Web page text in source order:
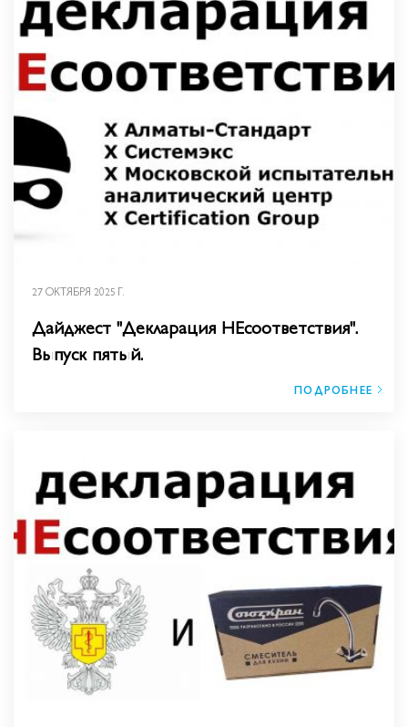
27 ОКТЯБРЯ 2025 Г.
Дайджест "Декларация НЕсоответствия".
Выпуск пятый.
ПОДРОБНЕЕ